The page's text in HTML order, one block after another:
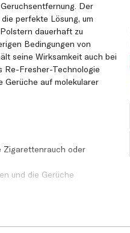
Stoffe, Schuhe,
Gerüchen
Basis dringen tief
riechenden Partikel
angenehmen
besprühen, bis das
Zeit bei geschlossenem
Der
perfekte Lösung, um
dauerhaft zu
Bedingungen von
seine Wirksamkeit auch bei
Re-Fresher-Technologie
auf molekularer
Zigarettenrauch oder
und die Gerüche